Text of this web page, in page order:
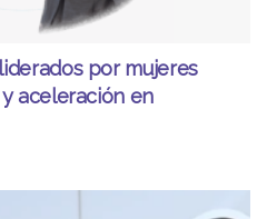
por mujeres
aceleración en